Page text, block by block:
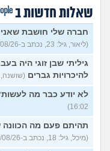
לי לאן ללכת
(ניתאי, בן
משפחה בבניין
איכות החיים, מה אפשר
עם זה? (אלון, בן 18)
שכנים חסרי מנוח
העמק, איך להתמודד?
הלכו לנו 30 אלף
איך להתמודד עם זה?
(אישה, בת 20)
איפה לגור? מחפשים
וחקלאות
(דנה, בת 40)
שאלות חדשות ב
חברה שלי חושבת
(ליאור, גיל: 23, נכתב ב-05/08/26 16:22)
גיליתי שבן זוגי היה
להיכרויות גברים (שושנה, בת 37, כתבה ב-05/
לא יודע כבר מה
16:02)
תהיתם פעם מה
(מיכל, גיל: 18, נכתב ב-05/08/26 15:51)